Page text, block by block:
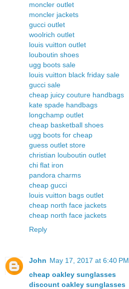
moncler outlet
moncler jackets
gucci outlet
woolrich outlet
louis vuitton outlet
louboutin shoes
ugg boots sale
louis vuitton black friday sale
gucci sale
cheap juicy couture handbags
kate spade handbags
longchamp outlet
cheap basketball shoes
ugg boots for cheap
guess outlet store
christian louboutin outlet
chi flat iron
pandora charms
cheap gucci
louis vuitton bags outlet
cheap north face jackets
cheap north face jackets
Reply
John May 17, 2017 at 6:40 PM
cheap oakley sunglasses
discount oakley sunglasses